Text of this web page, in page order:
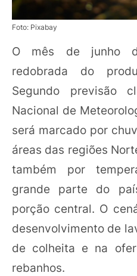
Foto: Pixabay
O mês de junho
redobrada do
Segundo previsão
Nacional de
será marcado por
áreas das regiões
também por
grande parte do
porção central. O
desenvolvimento de
de colheita e na
rebanhos.